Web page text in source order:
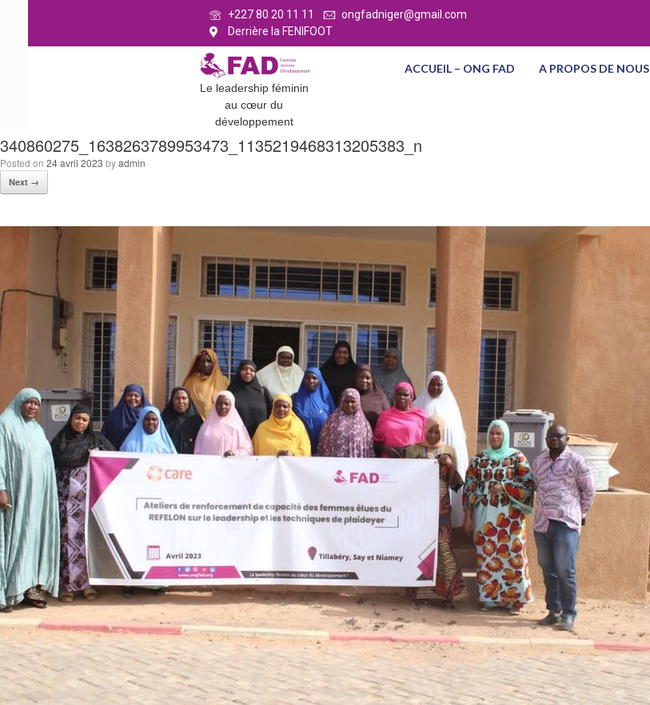
+227 80 20 11 11
ongfadniger@gmail.com
Derrière la FENIFOOT
Le leadership féminin
au cœur du
développement
ACCUEIL – ONG FAD A PROPOS DE NOUS
340860275_1638263789953473_1135219468313205383_n
Posted on 24 avril 2023 byadmin
Next →